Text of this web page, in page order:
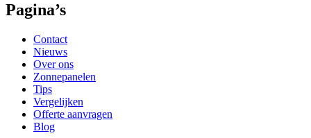
Pagina’s
Contact
Nieuws
Over ons
Zonnepanelen
Tips
Vergelijken
Offerte aanvragen
Blog